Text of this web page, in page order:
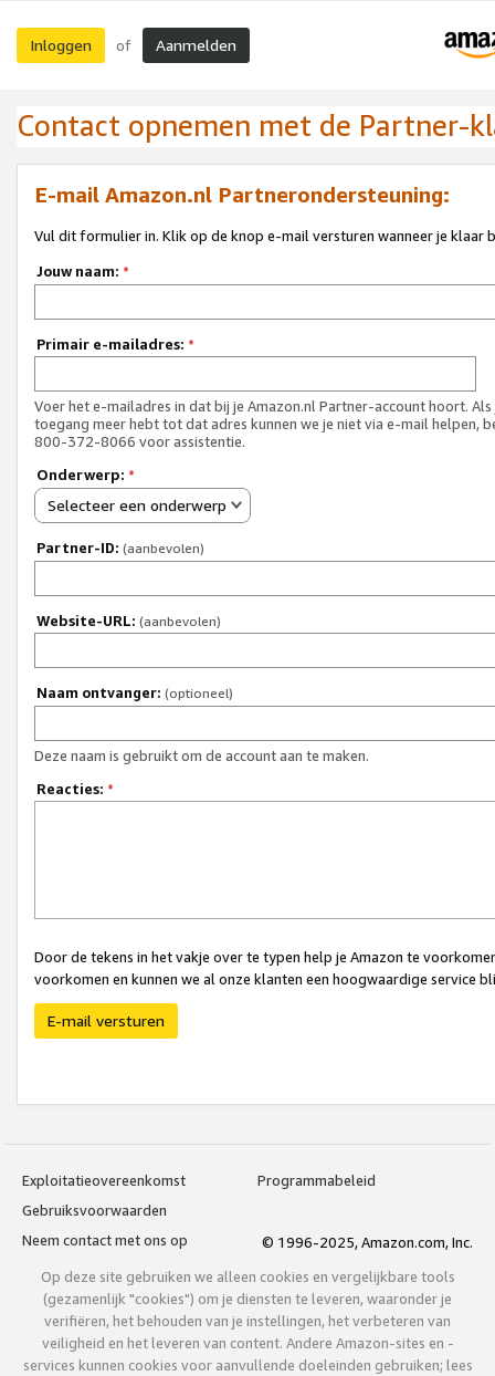
Inloggen of Aanmelden
Contact opnemen met de Partner-
E-mail Amazon.nl Partnerondersteuning:
Vul dit formulier in. Klik op de knop e-mail versturen wanneer je klaar
Jouw naam: *
Primair e-mailadres: *
Voer het e-mailadres in dat bij je Amazon.nl Partner-account hoort. Als
toegang meer hebt tot dat adres kunnen we je niet via e-mail helpen,
800-372-8066 voor assistentie.
Onderwerp: *
Selecteer een onderwerp
Partner-ID: (aanbevolen)
Website-URL: (aanbevolen)
Naam ontvanger: (optioneel)
Deze naam is gebruikt om de account aan te maken.
Reacties: *
Door de tekens in het vakje over te typen help je Amazon te
voorkomen en kunnen we al onze klanten een hoogwaardige service
E-mail versturen
Exploitatieovereenkomst
Programmabeleid
Gebruiksvoorwaarden
Neem contact met ons op
© 1996-2025, Amazon.com, Inc.
Op deze site gebruiken we alleen cookies en vergelijkbare tools
(gezamenlijk "cookies") om je diensten te leveren, waaronder je
verifiëren, het behouden van je instellingen, het verbeteren van
veiligheid en het leveren van content. Andere Amazon-sites en -
services kunnen cookies voor aanvullende doeleinden gebruiken; lees